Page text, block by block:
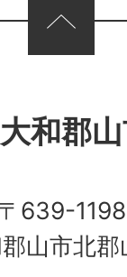
大和郡
639-1198
山市北